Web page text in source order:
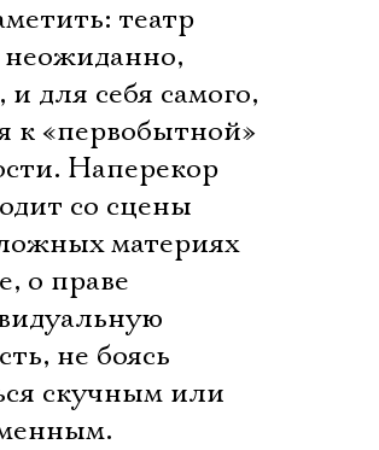
театр
неожиданно,
и для себя самого,
к «первобытной»
Наперекор
со сцены
материях 
о праве
не боясь
скучным или
Имя